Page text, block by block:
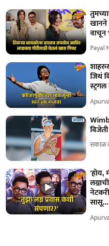
खानने
वाचून
Payal
जिथं
विजेती
सकाळ
'होय,